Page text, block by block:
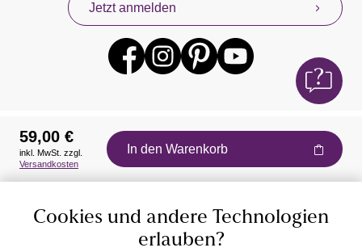
Jetzt anmelden
Auszeichnungen
59,00 €
inkl. MwSt. zzgl.
Versandkosten
In den Warenkorb
Cookies und andere Technologien
erlauben?